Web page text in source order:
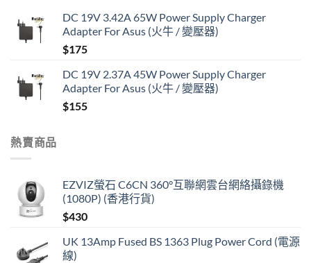
DC 19V 3.42A 65W Power Supply Charger
Adapter For Asus (火牛 / 變壓器)
$175
DC 19V 2.37A 45W Power Supply Charger
Adapter For Asus (火牛 / 變壓器)
$155
熱賣商品
EZVIZ螢石 C6CN 360°互聯網雲台網絡攝錄機
(1080P) (香港行貨)
$430
UK 13Amp Fused BS 1363 Plug Power Cord (電源
線)